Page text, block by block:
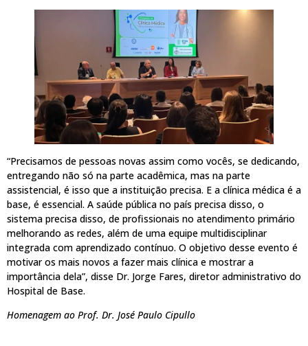
“Precisamos de pessoas novas assim como vocês, se dedicando,
entregando não só na parte acadêmica, mas na parte
assistencial, é isso que a instituição precisa. E a clínica médica é a
base, é essencial. A saúde pública no país precisa disso, o
sistema precisa disso, de profissionais no atendimento primário
melhorando as redes, além de uma equipe multidisciplinar
integrada com aprendizado contínuo. O objetivo desse evento é
motivar os mais novos a fazer mais clínica e mostrar a
importância dela”, disse Dr. Jorge Fares, diretor administrativo do
Hospital de Base.
Homenagem ao Prof. Dr. José Paulo Cipullo